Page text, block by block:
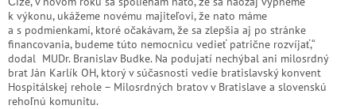
k výkonu, ukážeme novému majiteľovi, že nato máme
a s podmienkami, ktoré očakávam, že sa zlepšia aj po stránke
financovania, budeme túto nemocnicu vedieť patrične rozvíjať,“
dodal MUDr. Branislav Budke. Na podujatí nechýbal ani milosrdný
brat Ján Karlík OH, ktorý v súčasnosti vedie bratislavský konvent
Hospitálskej rehole – Milosrdných bratov v Bratislave a slovenskú
rehoľnú komunitu.